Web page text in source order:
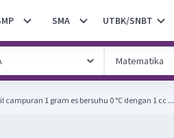
SMA UTBK/SNBT
campuran 1 gram es bersuhu 0 °C dengan 1 cc ...